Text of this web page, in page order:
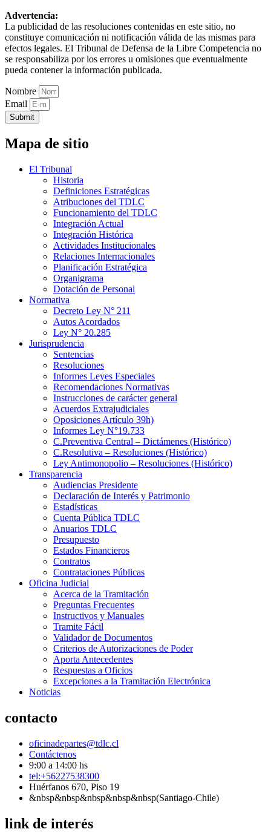
Advertencia:
La publicidad de las resoluciones contenidas en este sitio, no
constituye comunicación ni notificación válida de las mismas para
efectos legales. El Tribunal de Defensa de la Libre Competencia no
se responsabiliza por los errores u omisiones que eventualmente
pueda contener la información publicada.
Nombre
Email
Submit
Mapa de sitio
El Tribunal
Historia
Definiciones Estratégicas
Atribuciones del TDLC
Funcionamiento del TDLC
Integración Actual
Integración Histórica
Actividades Institucionales
Relaciones Internacionales
Planificación Estratégica
Organigrama
Dotación de Personal
Normativa
Decreto Ley N° 211
Autos Acordados
Ley N° 20.285
Jurisprudencia
Sentencias
Resoluciones
Informes Leyes Especiales
Recomendaciones Normativas
Instrucciones de carácter general
Acuerdos Extrajudiciales
Oposiciones Artículo 39h)
Informes Ley N°19.733
C.Preventiva Central – Dictámenes (Histórico)
C.Resolutiva – Resoluciones (Histórico)
Ley Antimonopolio – Resoluciones (Histórico)
Transparencia
Audiencias Presidente
Declaración de Interés y Patrimonio
Estadísticas
Cuenta Pública TDLC
Anuarios TDLC
Presupuesto
Estados Financieros
Contratos
Contrataciones Públicas
Oficina Judicial
Acerca de la Tramitación
Preguntas Frecuentes
Instructivos y Manuales
Tramite Fácil
Validador de Documentos
Criterios de Autorizaciones de Poder
Aporta Antecedentes
Respuestas a Oficios
Excepciones a la Tramitación Electrónica
Noticias
contacto
oficinadepartes@tdlc.cl
Contáctenos
9:00 a 14:00 hs
tel:+56227538300
Huérfanos 670, Piso 19
&nbsp&nbsp&nbsp&nbsp&nbsp(Santiago-Chile)
link de interés